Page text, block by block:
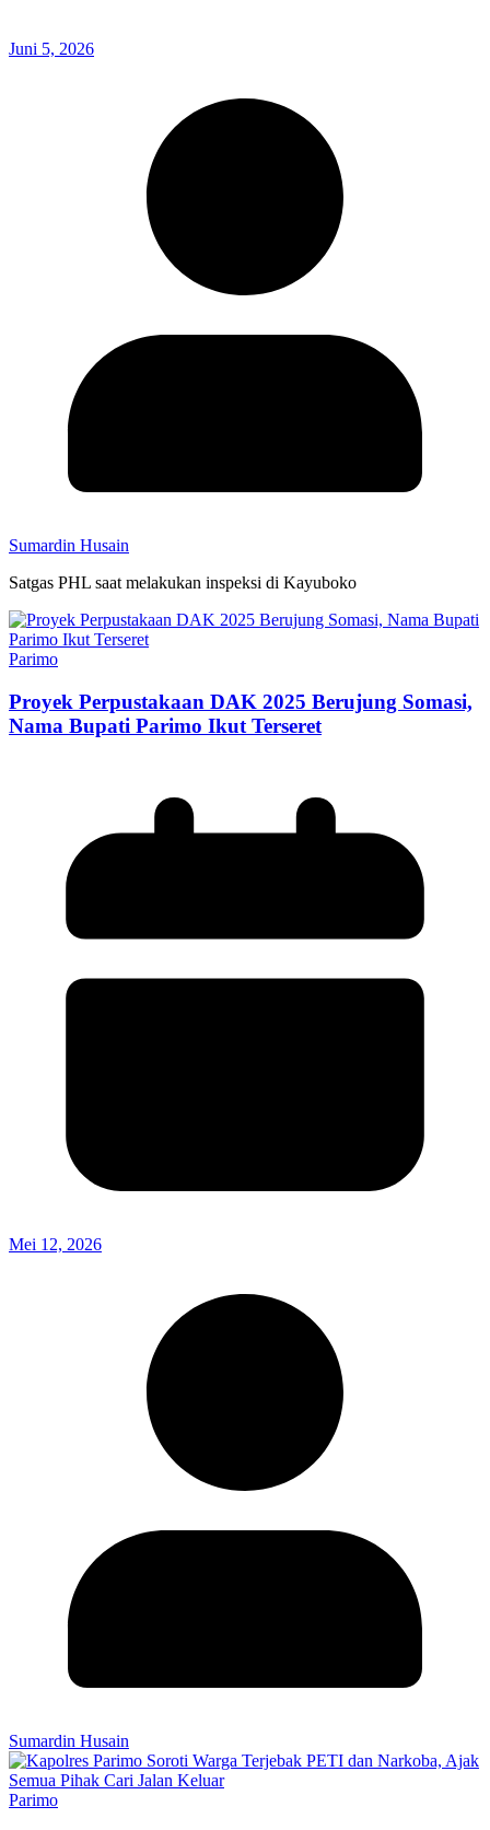
Juni 5, 2026
Sumardin Husain
Satgas PHL saat melakukan inspeksi di Kayuboko
Parimo
Proyek Perpustakaan DAK 2025 Berujung Somasi,
Nama Bupati Parimo Ikut Terseret
Mei 12, 2026
Sumardin Husain
Parimo